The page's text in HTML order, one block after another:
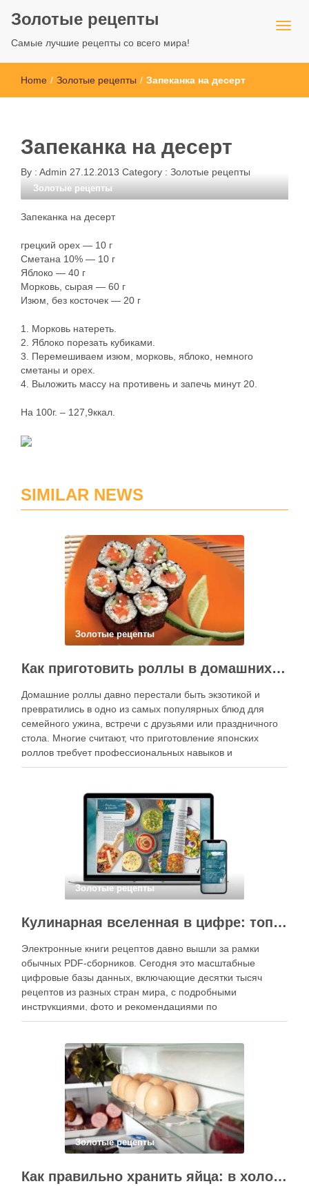
Золотые рецепты
Самые лучшие рецепты со всего мира!
Home / Золотые рецепты / Запеканка на десерт
Запеканка на десерт
By : Admin 27.12.2013 Category : Золотые рецепты
Золотые рецепты
Запеканка на десерт
грецкий орех — 10 г
Сметана 10% — 10 г
Яблоко — 40 г
Морковь, сырая — 60 г
Изюм, без косточек — 20 г
1. Морковь натереть.
2. Яблоко порезать кубиками.
3. Перемешиваем изюм, морковь, яблоко, немного
сметаны и орех.
4. Выложить массу на противень и запечь минут 20.
На 100г. – 127,9ккал.
SIMILAR NEWS
Золотые рецепты
Как приготовить роллы в домашних условиях?
Домашние роллы давно перестали быть экзотикой и
превратились в одно из самых популярных блюд для
семейного ужина, встречи с друзьями или праздничного
стола. Многие считают, что приготовление японских
роллов требует профессиональных навыков и
специального оборудования, однако на практике сделать
кухне. Главное — …
Золотые рецепты
Кулинарная вселенная в цифре: топ-3 самых больших электронных книг рецептов
Электронные книги рецептов давно вышли за рамки
обычных PDF-сборников. Сегодня это масштабные
цифровые базы данных, включающие десятки тысяч
рецептов из разных стран мира, с подробными
инструкциями, фото и рекомендациями по
приготовлению. В отличие от печатных изданий,
контент, расширять коллекции блюд и добавлять новые
функции. Ниже …
Золотые рецепты
Как правильно хранить яйца: в холодильнике или на полке?